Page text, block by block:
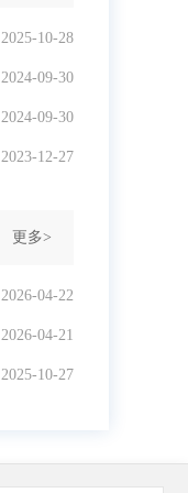
2025-10-28
2024-09-30
2024-09-30
2023-12-27
更多>
2026-04-22
2026-04-21
2025-10-27